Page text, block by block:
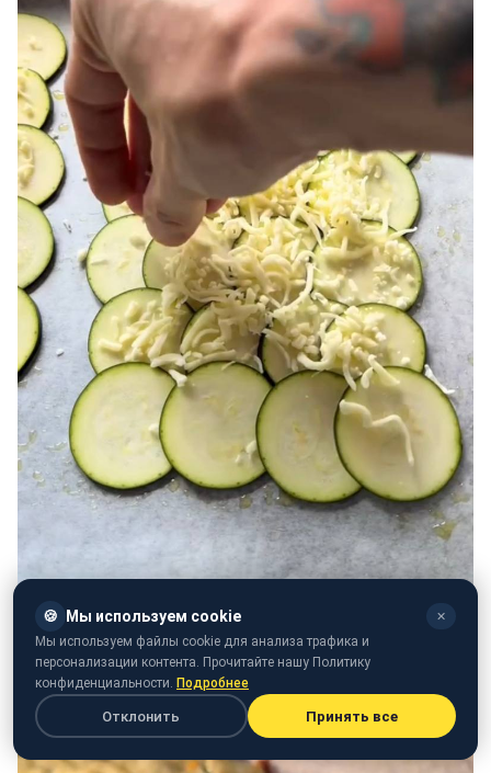
🍪 Мы используем cookie ✕
Мы используем файлы cookie для анализа трафика и
персонализации контента. Прочитайте нашу Политику
конфиденциальности. Подробнее
Отклонить Принять все